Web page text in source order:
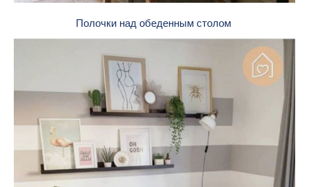
Полочки над обеденным столом